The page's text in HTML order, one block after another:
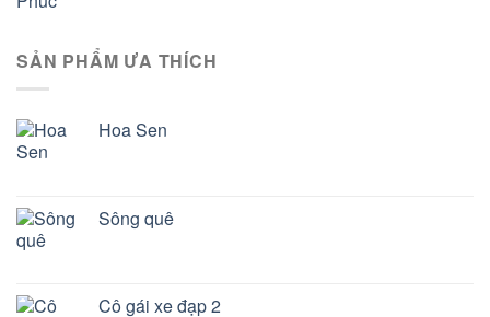
SẢN PHẨM ƯA THÍCH
Hoa Sen
Sông quê
Cô gái xe đạp 2